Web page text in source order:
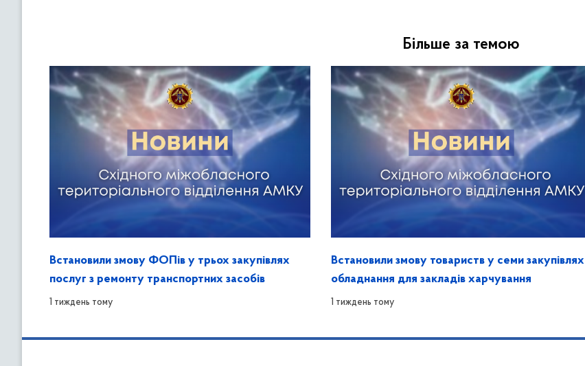
Більше за темою
Встановили змову ФОПів у трьох закупівлях
послуг з ремонту транспортних засобів
1 тиждень тому
Встановили змову товариств у семи закупівлях
обладнання для закладів харчування
1 тиждень тому